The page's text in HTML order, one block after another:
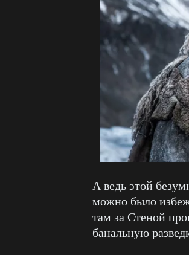
А ведь этой
можно было
там за Стеной
банальную